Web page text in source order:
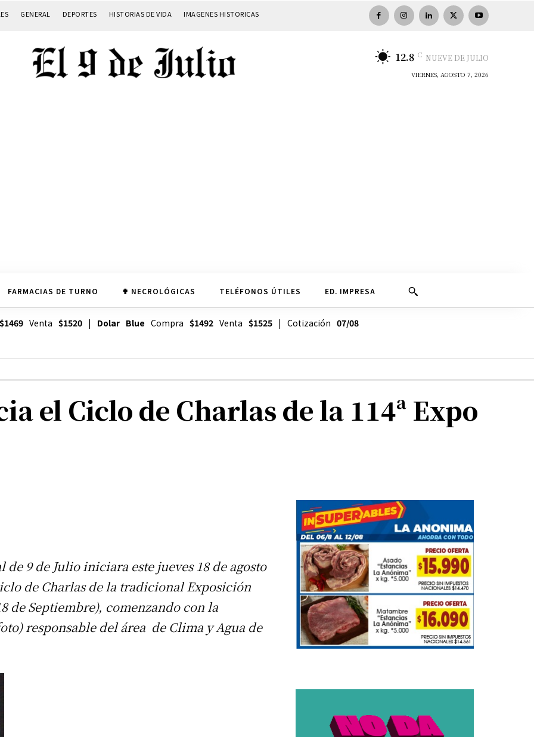
GENERAL DEPORTES HISTORIAS DE VIDA IMAGENES HISTORICAS
12.8 C NUEVE DE JULIO
VIERNES, AGOSTO 7, 2026
FARMACIAS DE TURNO ✟ NECROLÓGICAS TELÉFONOS ÚTILES ED. IMPRESA
$1469Venta $1520| Dolar Blue Compra $1492Venta $1525| Cotización 07/08
el Ciclo de Charlas de la 114ª Expo
de 9 de Julio iniciara este jueves 18 de agosto
de Charlas de la tradicional Exposición
de Septiembre), comenzando con la
responsable del área de Clima y Agua de